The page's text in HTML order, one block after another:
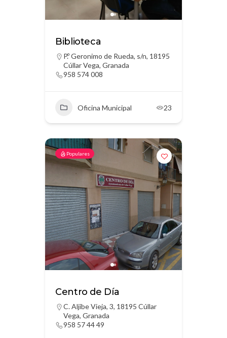
Biblioteca
P.º Geronimo de Rueda, s/n, 18195
Cúllar Vega, Granada
958 574 008
Oficina Municipal 23
Populares
Centro de Día
C. Aljibe Vieja, 3, 18195 Cúllar
Vega, Granada
958 57 44 49